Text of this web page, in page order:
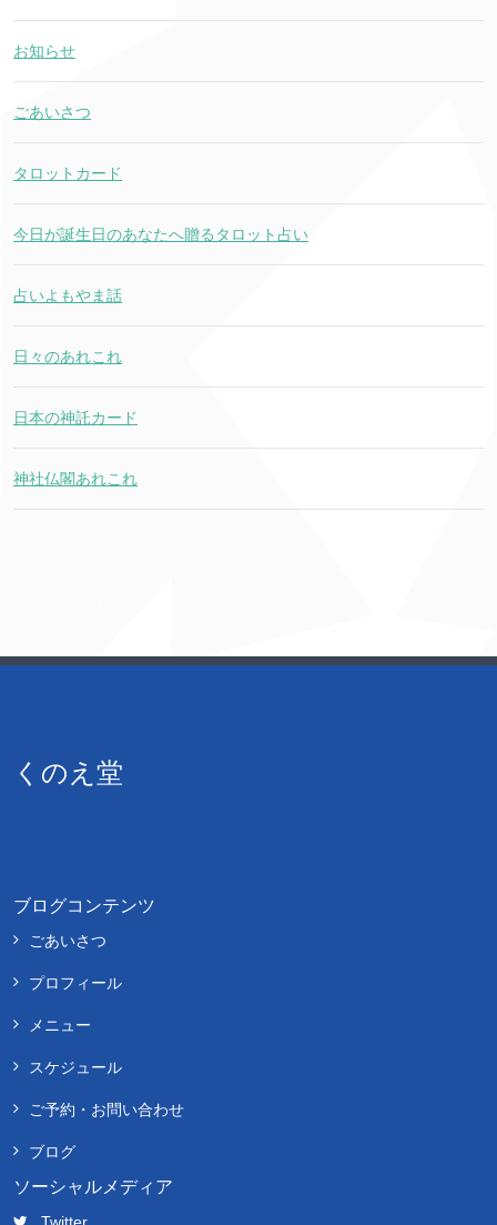
お知らせ
ごあいさつ
タロットカード
今日が誕生日のあなたへ贈るタロット占い
占いよもやま話
日々のあれこれ
日本の神託カード
神社仏閣あれこれ
くのえ堂
ブログコンテンツ
ごあいさつ
プロフィール
メニュー
スケジュール
ご予約・お問い合わせ
ブログ
ソーシャルメディア